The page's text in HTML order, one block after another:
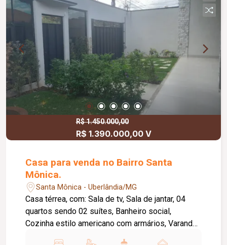
R$ 1.450.000,00
R$ 1.390.000,00 V
Casa para venda no Bairro Santa
Mônica.
Santa Mônica - Uberlândia/MG
Casa térrea, com: Sala de tv, Sala de jantar, 04
quartos sendo 02 suítes, Banheiro social,
Cozinha estilo americano com armários, Varanda,